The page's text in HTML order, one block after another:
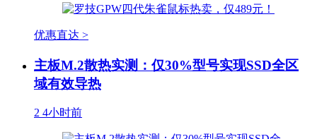
优惠直达 >
主板M.2散热实测：仅30%型号实现SSD全区
域有效导热
2 4小时前